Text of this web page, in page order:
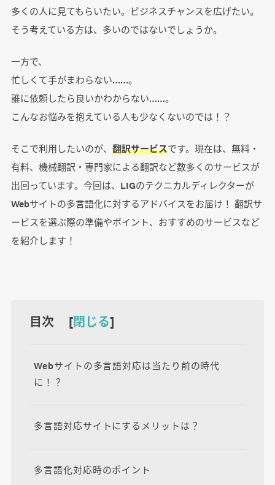
多くの人に見てもらいたい。ビジネスチャンスを広げたい。
そう考えている方は、多いのではないでしょうか。
一方で、
忙しくて手がまわらない……。
誰に依頼したら良いかわからない……。
こんなお悩みを抱えている人も少なくないのでは！？
そこで利用したいのが、 翻訳サービスです。現在は、無料・
有料、機械翻訳・専門家による翻訳など数多くのサービスが
出回っています。今回は、LIGのテクニカルディレクターが
Webサイトの多言語化に対するアドバイスをお届け！ 翻訳サ
ービスを選ぶ際の準備やポイント、おすすめのサービスなど
を紹介します！
目次 [閉じる]
Webサイトの多言語対応は当たり前の時代
に！？
多言語対応サイトにするメリットは？
多言語化対応時のポイント